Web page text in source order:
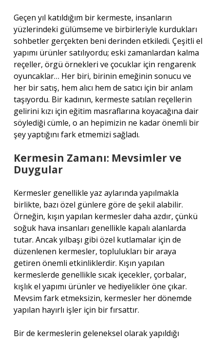
Geçen yıl katıldığım bir kermeste, insanların
yüzlerindeki gülümseme ve birbirleriyle kurdukları
sohbetler gerçekten beni derinden etkiledi. Çeşitli el
yapımı ürünler satılıyordu; eski zamanlardan kalma
reçeller, örgü örnekleri ve çocuklar için rengarenk
oyuncaklar… Her biri, birinin emeğinin sonucu ve
her bir satış, hem alıcı hem de satıcı için bir anlam
taşıyordu. Bir kadının, kermeste satılan reçellerin
gelirini kızı için eğitim masraflarına koyacağına dair
söylediği cümle, o an hepimizin ne kadar önemli bir
şey yaptığını fark etmemizi sağladı.
Kermesin Zamanı: Mevsimler ve
Duygular
Kermesler genellikle yaz aylarında yapılmakla
birlikte, bazı özel günlere göre de şekil alabilir.
Örneğin, kışın yapılan kermesler daha azdır, çünkü
soğuk hava insanları genellikle kapalı alanlarda
tutar. Ancak yılbaşı gibi özel kutlamalar için de
düzenlenen kermesler, toplulukları bir araya
getiren önemli etkinliklerdir. Kışın yapılan
kermeslerde genellikle sıcak içecekler, çorbalar,
kışlık el yapımı ürünler ve hediyelikler öne çıkar.
Mevsim fark etmeksizin, kermesler her dönemde
yapılan hayırlı işler için bir fırsattır.
Bir de kermeslerin geleneksel olarak yapıldığı